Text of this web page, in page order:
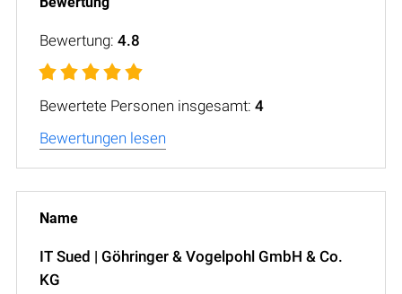
Bewertung: 4.8
Bewertete Personen insgesamt: 4
Bewertungen lesen
IT Sued | Göhringer & Vogelpohl GmbH & Co.
KG